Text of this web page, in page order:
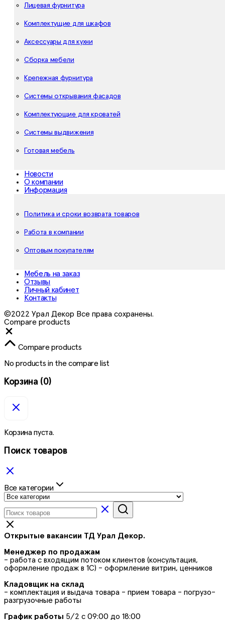
Лицевая фурнитура
Комплектущие для шкафов
Аксессуары для кухни
Сборка мебели
Крепежная фурнитура
Системы открывания фасадов
Комплектующие для кроватей
Системы выдвижения
Готовая мебель
Новости
О компании
Информация
Политика и сроки возврата товаров
Работа в компании
Оптовым покупателям
Мебель на заказ
Отзывы
Личный кабинет
Контакты
©2022 Урал Декор Все права сохранены.
Compare products
Compare products
No products in the compare list
Корзина (0)
Корзина пуста.
Поиск товаров
Все категории
Открытые вакансии ТД Урал Декор.
Менеджер по продажам
- работа с входящим потоком клиентов (консультация,
оформление продаж в 1С) - оформление витрин, ценников
Кладовщик на склад
- комплектация и выдача товара - прием товара - погрузо-
разгрузочные работы
График работы 5/2 с 09:00 до 18:00